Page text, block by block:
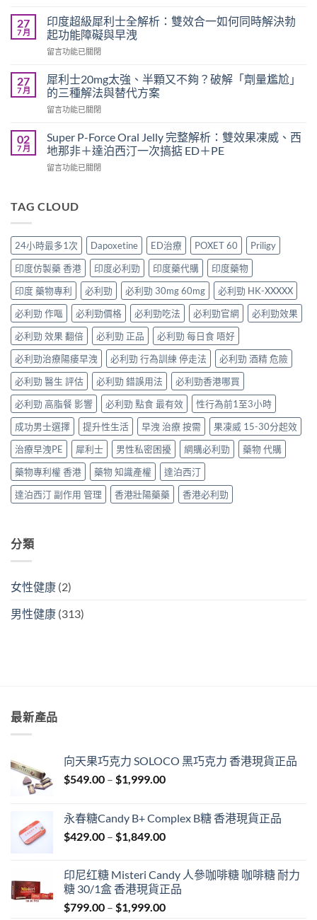
要
多
久？
完
指
南：
港
性
必
讀
安
與
療
效
評
估〉
中
利
勁
可
以
犀
利
士
一
吃
嗎？
師
解
用
條
件、
風
險
與
安
全
指
南〉
中
27
7 月
印度超級犀利士全解析：雙效合一如何同時解決勃
起功能障礙與早洩
在
度
超
級
犀
士
全
解
析：
合
何
同
時
解
決
勃
起
功
能
障
礙
與
早
洩〉
中
留言功能已關閉
27
7 月
犀利士20mg太強、半顆又不夠？破解「劑量尷尬」
的三種解法與替代方案
在
利
士
20mg
太
顆
夠？
破
解
「劑
量
尷
尬」
的
三
種
解
法
與
替
代
方
案〉
中
留言功能已關閉
02
7 月
Super P-Force Oral Jelly 完整解析：雙效果凍威、西
地那非＋達泊西汀一次搞掂 ED＋PE
在
Force
完
整
解
析：
雙
效
果
凍
威、
西
地
那
非
＋
達
泊
西
汀
一
次
搞
掂
ED
留言功能已關閉
TAG CLOUD
24小時最多1次 Dapoxetine ED治療 POXET 60
Priligy
印度仿製藥 香港
印度必利勁 印度藥代購
印度藥物
印度 藥物專利
必利勁 必利勁 30mg 60mg
必利勁 HK-XXXXX
必利勁 作嘔
必利勁價格 必利勁吃法 必利勁官網
必利勁效果
必利勁 效果 翻倍
必利勁 正品
必利勁 每日食 唔好
必利勁治療陽痿早洩
必利勁 行為訓練 停走法
必利勁 酒精 危險
必利勁 醫生 評估
必利勁 錯誤用法
必利勁香港哪買
必利勁 高脂餐 影響
必利勁 點食 最有效
性行為前1至3小時
成功男士選擇
提升性生活 早洩 治療 按需
果凍威 15-30分起效
治療早洩PE
犀利士 男性私密困擾 網購必利勁
藥物 代購
藥物專利權 香港
藥物 知識產權
達泊西汀
達泊西汀 副作用 管理
香港壯陽藥藥 香港必利勁
分類
女性健康 (2)
男性健康 (313)
最新產品
向天果巧克力 SOLOCO 黑巧克力 香港現貨正品
$549.00 – $1,999.00Price
through
$1,999.00
永春糖Candy B+ Complex B糖 香港現貨正品
$429.00 – $1,849.00Price
through
$1,849.00
印尼红糖 Misteri Candy 人參咖啡糖 咖啡糖 耐力
糖 30/1盒 香港現貨正品
$799.00 – $1,999.00Price